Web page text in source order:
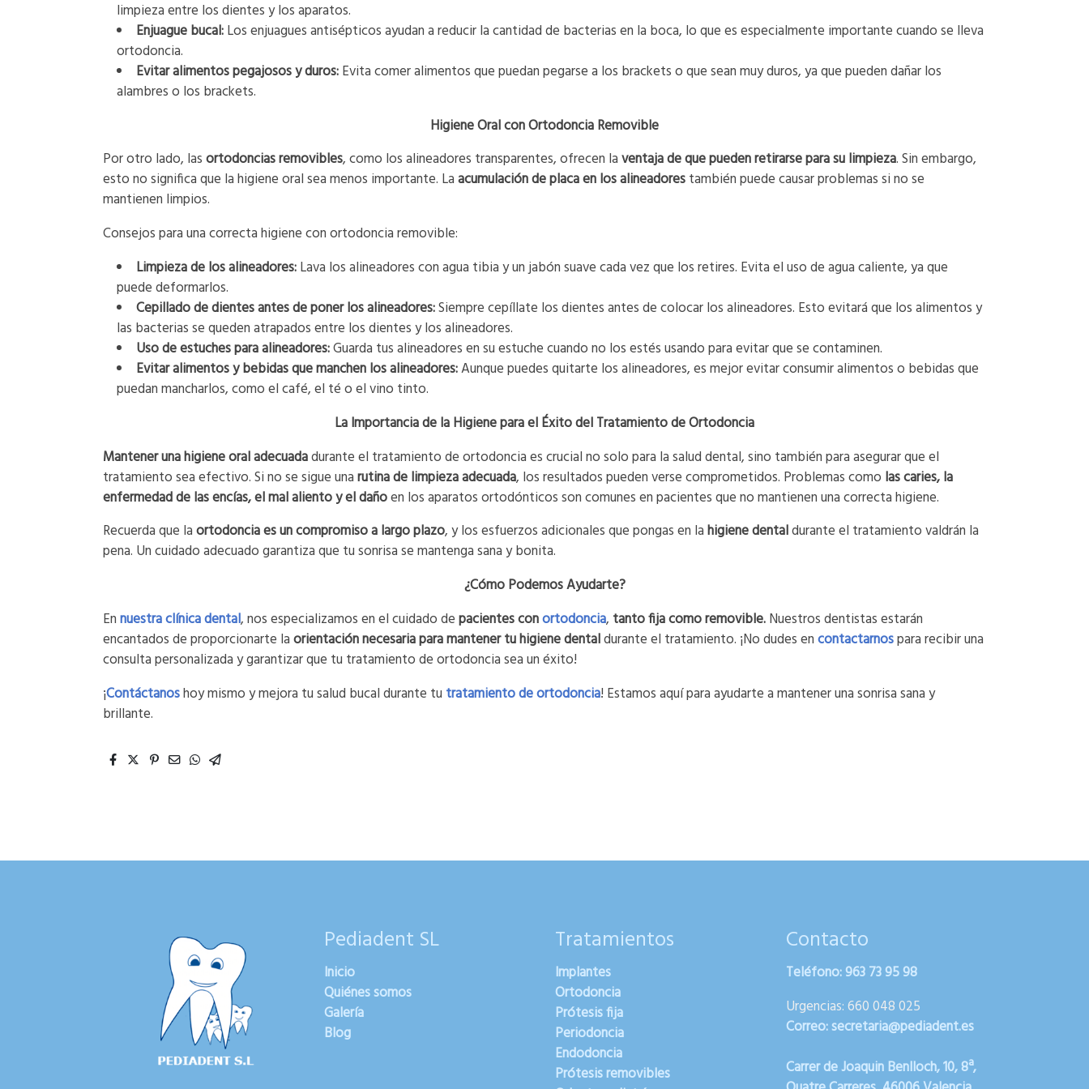
limpieza entre los dientes y los aparatos.
Enjuague bucal:Los enjuagues antisépticos ayudan a reducir la cantidad de bacterias en la boca, lo que es especialmente importante cuando se lleva
ortodoncia.
Evitar alimentos pegajosos y duros:Evita comer alimentos que puedan pegarse a los brackets o que sean muy duros, ya que pueden dañar los
alambres o los brackets.
Higiene Oral con Ortodoncia Removible
Por otro lado, lasortodoncias removibles, como los alineadores transparentes, ofrecen laventaja de que pueden retirarse para su limpieza. Sin embargo,
esto no significa que la higiene oral sea menos importante. Laacumulación de placa en los alineadorestambién puede causar problemas si no se
mantienen limpios.
Consejos para una correcta higiene con ortodoncia removible:
Limpieza de los alineadores:Lava los alineadores con agua tibia y un jabón suave cada vez que los retires. Evita el uso de agua caliente, ya que
puede deformarlos.
Cepillado de dientes antes de poner los alineadores:Siempre cepíllate los dientes antes de colocar los alineadores. Esto evitará que los alimentos y
las bacterias se queden atrapados entre los dientes y los alineadores.
Uso de estuches para alineadores:Guarda tus alineadores en su estuche cuando no los estés usando para evitar que se contaminen.
Evitar alimentos y bebidas que manchen los alineadores:Aunque puedes quitarte los alineadores, es mejor evitar consumir alimentos o bebidas que
puedan mancharlos, como el café, el té o el vino tinto.
La Importancia de la Higiene para el Éxito del Tratamiento de Ortodoncia
Mantener una higiene oral adecuadadurante el tratamiento de ortodoncia es crucial no solo para la salud dental, sino también para asegurar que el
tratamiento sea efectivo. Si no se sigue unarutina de limpieza adecuada, los resultados pueden verse comprometidos. Problemas como las caries, la
enfermedad de las encías, el mal aliento y el dañoen los aparatos ortodónticos son comunes en pacientes que no mantienen una correcta higiene.
Recuerda que laortodoncia es un compromiso a largo plazo, y los esfuerzos adicionales que pongas en lahigiene dentaldurante el tratamiento valdrán la
pena. Un cuidado adecuado garantiza que tu sonrisa se mantenga sana y bonita.
¿Cómo Podemos Ayudarte?
Ennuestra clínica dental, nos especializamos en el cuidado depacientes conortodoncia, tanto fija como removible.Nuestros dentistas estarán
encantados de proporcionarte laorientación necesaria para mantener tu higiene dentalduranteel tratamiento. ¡No dudes encontactarnospara recibir una
consulta personalizada y garantizar que tu tratamiento de ortodoncia sea un éxito!
¡Contáctanoshoy mismo y mejora tu salud bucal durante tu tratamiento de ortodoncia! Estamos aquí para ayudarte a mantener una sonrisa sana y
brillante.
Pediadent SL
Inicio
Quiénes somos
Galería
Blog
Tratamientos
Implantes
Ortodoncia
Prótesis fija
Periodoncia
Endodoncia
Prótesis removibles
Contacto
Teléfono:963 73 95 98
Urgencias: 660 048 025
Correo:secretaria@pediadent.es
Carrer de Joaquin Benlloch, 10, 8ª,